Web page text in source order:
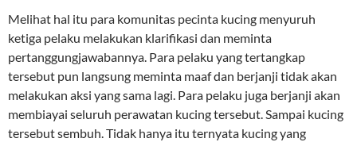
Melihat hal itu para komunitas pecinta kucing menyuruh
ketiga pelaku melakukan klarifikasi dan meminta
pertanggungjawabannya. Para pelaku yang tertangkap
tersebut pun langsung meminta maaf dan berjanji tidak akan
melakukan aksi yang sama lagi. Para pelaku juga berjanji akan
membiayai seluruh perawatan kucing tersebut. Sampai kucing
tersebut sembuh. Tidak hanya itu ternyata kucing yang